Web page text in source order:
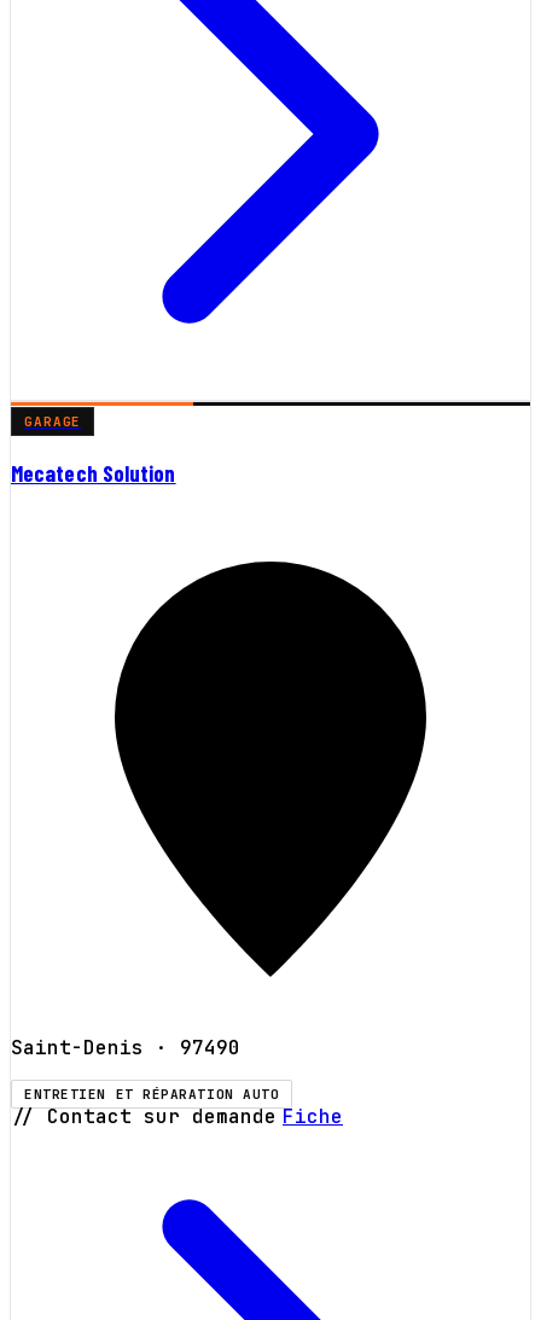
GARAGE
Mecatech Solution
Saint-Denis · 97490
ENTRETIEN ET RÉPARATION AUTO
// Contact sur demande Fiche